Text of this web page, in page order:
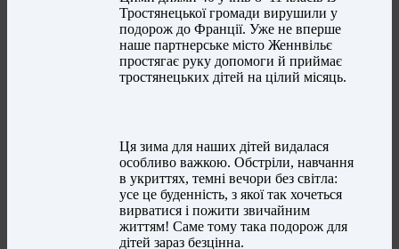
Тростянецької громади вирушили у
подорож до Франції. Уже не вперше
наше партнерське місто Женнвільє
простягає руку допомоги й приймає
тростянецьких дітей на цілий місяць.
Ця зима для наших дітей видалася
особливо важкою. Обстріли, навчання
в укриттях, темні вечори без світла:
усе це буденність, з якої так хочеться
вирватися і пожити звичайним
життям! Саме тому така подорож для
дітей зараз безцінна.